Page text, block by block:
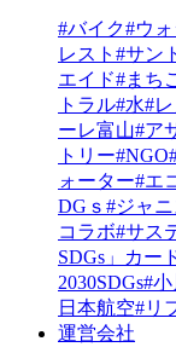
#バイク#ウ
レスト #サン
エイド#まち
トラル#水#
ーレ富山#ア
トリー#NGO
ォーター#エ
DGｓ #ジャ
コラボ#サス
SDGs」カー
2030SDGs#
日本航空#リ
運営会社